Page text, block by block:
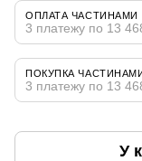
ОПЛАТА ЧАСТИНАМИ
3 платежу по 13
ПОКУПКА
3 платежу по 13
У